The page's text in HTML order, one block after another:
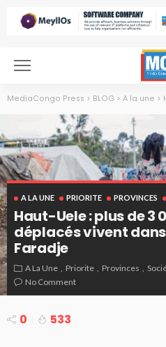
MediaCongo Press > BLOG > A la une >
A LA UNE PRIORITE PROVINCES
Haut-Uele : plus de 3
déplacés vivent
Faradje
A La Une Priorite Provinces
No Comment
0 533